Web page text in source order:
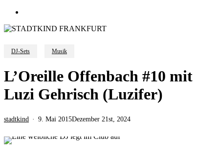
DJ-Sets Musik
L’Oreille Offenbach #10 mit
Luzi Gehrisch (Luzifer)
stadtkind 9. Mai 2015Dezember 21st, 2024